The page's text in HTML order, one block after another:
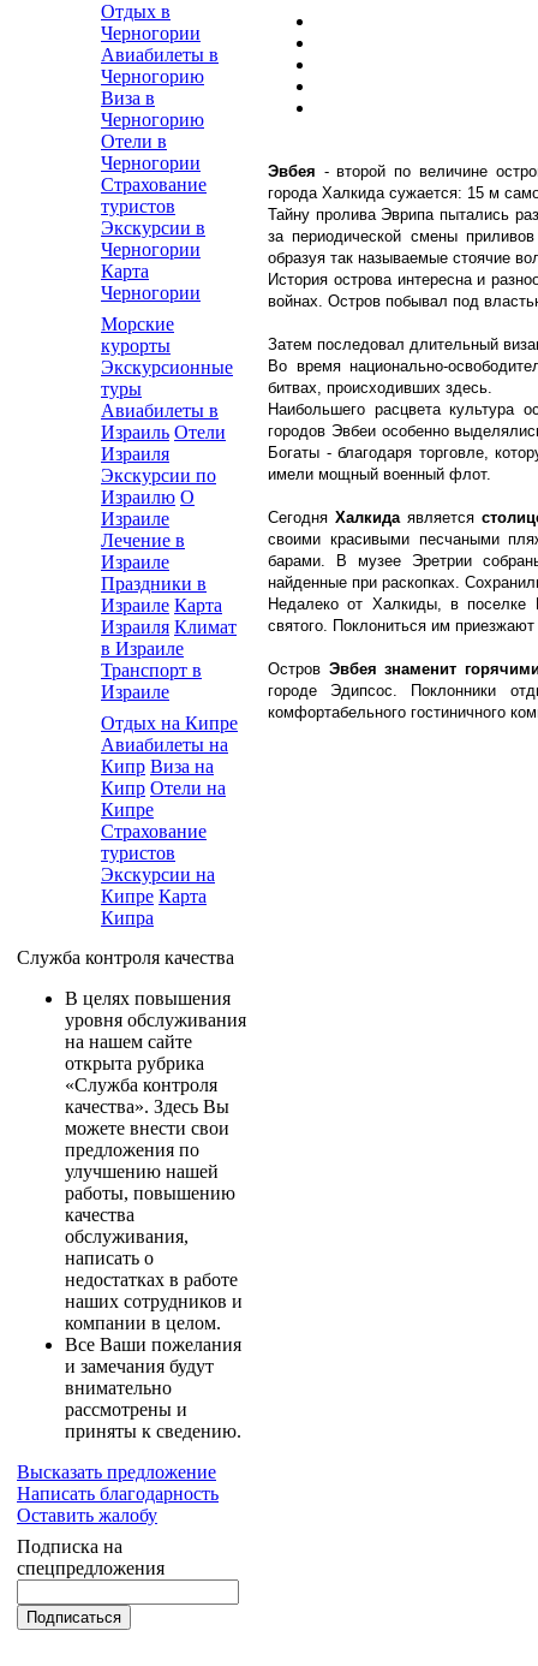
Отдых в
Черногории
Авиабилеты в
Черногорию
Виза в
Черногорию
Отели в
Черногории
Страхование
туристов
Экскурсии в
Черногории
Карта
Черногории
Морские
курорты
Экскурсионные
туры
Авиабилеты в
Израиль Отели
Израиля
Экскурсии по
Израилю О
Израиле
Лечение в
Израиле
Праздники в
Израиле Карта
Израиля Климат
в Израиле
Транспорт в
Израиле
Отдых на Кипре
Авиабилеты на
Кипр Виза на
Кипр Отели на
Кипре
Страхование
туристов
Экскурсии на
Кипре Карта
Кипра
Служба контроля качества
В целях повышения
уровня обслуживания
на нашем сайте
открыта рубрика
«Служба контроля
качества». Здесь Вы
можете внести свои
предложения по
улучшению нашей
работы, повышению
качества
обслуживания,
написать о
недостатках в работе
наших сотрудников и
компании в целом.
Все Ваши пожелания
и замечания будут
внимательно
рассмотрены и
приняты к сведению.
Высказать предложение
Написать благодарность
Оставить жалобу
Подписка на
спецпредложения
Эвбея - второй по величине
города Халкида сужается: 15 м
Тайну пролива Эврипа пытались
за периодической смены
образуя так называемые стоячие
История острова интересна и
войнах. Остров побывал под
Затем последовал длительный
Во время национально-
битвах, происходивших здесь.
Наибольшего расцвета
городов Эвбеи особенно
Богаты - благодаря торговле,
имели мощный военный флот.
СегодняХалкидаявляется
своими красивыми песчаными
барами. В музее Эретрии
найденные при раскопках.
Недалеко от Халкиды, в поселке
святого. Поклониться им
Остров Эвбея знаменит
городе Эдипсос. Поклонники
комфортабельного гостиничного